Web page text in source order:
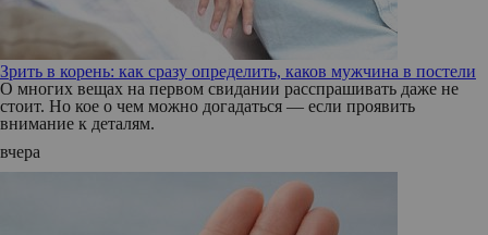
Зрить в корень: как сразу определить, каков мужчина в постели
О многих вещах на первом свидании расспрашивать даже не
стоит. Но кое о чем можно догадаться — если проявить
внимание к деталям.
вчера